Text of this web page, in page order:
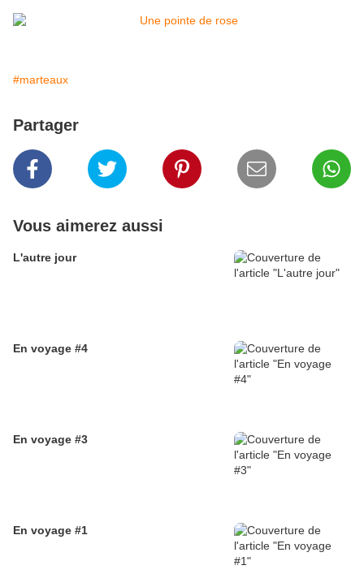
#marteaux
Partager
Vous aimerez aussi
L'autre jour
En voyage #4
En voyage #3
En voyage #1